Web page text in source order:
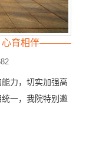
心育相伴————
力，切实加强高
一，我院特别邀